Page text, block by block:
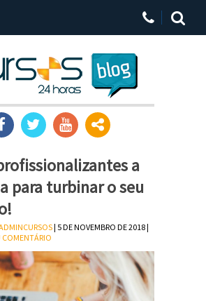
a
para turbinar o seu
| 5 DE NOVEMBRO DE 2018 |
COMENTÁRIO